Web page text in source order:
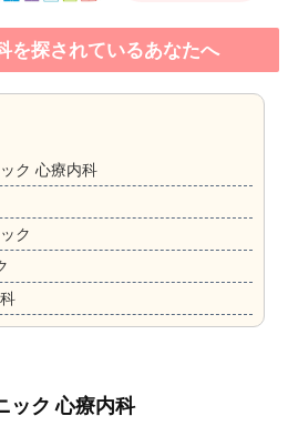
を探されているあなたへ
ク 心療内科
ク
ック 心療内科